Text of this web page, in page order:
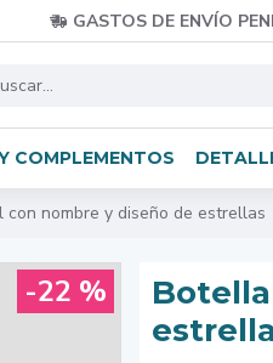
GASTOS DE ENVÍO
COMPLEMENTOS
con nombre y diseño de estrellas
-22 %